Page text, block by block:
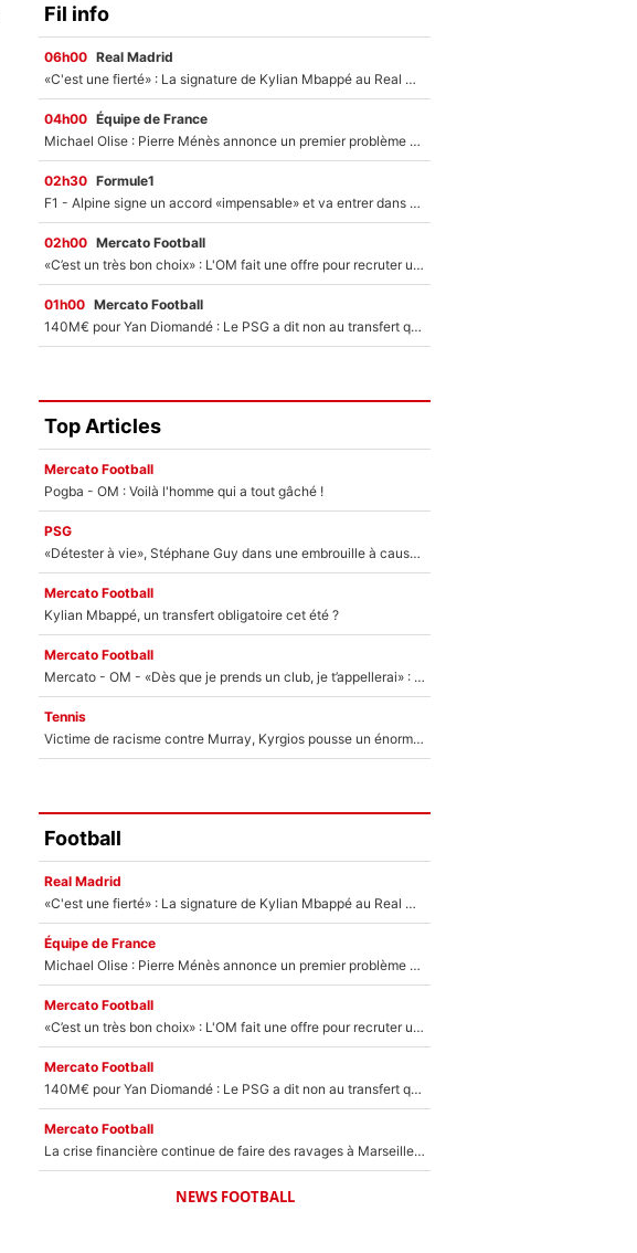
Fil info
06h00 Real Madrid
«C'est une fierté» : La signature de Kylian Mbappé au Real Madrid continue de régaler l'Espagne
04h00 Équipe de France
Michael Olise : Pierre Ménès annonce un premier problème pour Zinedine Zidane en équipe de France
02h30 Formule1
F1 - Alpine signe un accord «impensable» et va entrer dans une nouvelle dimension : Grande nouvelle pour Pierre Gasly !
02h00 Mercato Football
«C’est un très bon choix» : L'OM fait une offre pour recruter un ancien joueur du PSG... et c'est validé dans l'After Foot !
01h00 Mercato Football
140M€ pour Yan Diomandé : Le PSG a dit non au transfert qui bat tous les records sur le mercato
Top Articles
Mercato Football
Pogba - OM : Voilà l'homme qui a tout gâché !
PSG
«Détester à vie», Stéphane Guy dans une embrouille à cause du PSG !
Mercato Football
Kylian Mbappé, un transfert obligatoire cet été ?
Mercato Football
Mercato - OM - «Dès que je prends un club, je t’appellerai» : La promesse de Marcelino au moment de claquer la porte
Tennis
Victime de racisme contre Murray, Kyrgios pousse un énorme coup de gueule !
Football
Real Madrid
«C'est une fierté» : La signature de Kylian Mbappé au Real Madrid continue de régaler l'Espagne
Équipe de France
Michael Olise : Pierre Ménès annonce un premier problème pour Zinedine Zidane en équipe de France
Mercato Football
«C’est un très bon choix» : L'OM fait une offre pour recruter un ancien joueur du PSG... et c'est validé dans l'After Foot !
Mercato Football
140M€ pour Yan Diomandé : Le PSG a dit non au transfert qui bat tous les records sur le mercato
Mercato Football
La crise financière continue de faire des ravages à Marseille : L’OM a placé 12 joueurs sur le marché des transferts… et ça pourrait lui rapporter près de 100M€ !
NEWS FOOTBALL